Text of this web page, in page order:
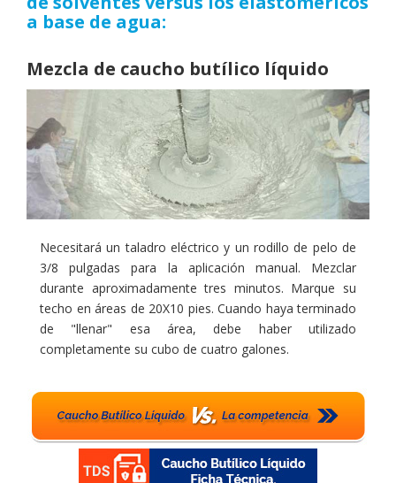
Usos
APLICACIÓN
INFORMACIÓN
TÉCNICA
VER
FOLLETO
Galeria
fotos
Videos
DE
TECHO
a base de agua:
Mezcla de caucho butílico líquido
Necesitará un taladro eléctrico y un rodillo de pelo de
3/8 pulgadas para la aplicación manual. Mezclar
durante aproximadamente tres minutos. Marque su
techo en áreas de 20X10 pies. Cuando haya terminado
de "llenar" esa área, debe haber utilizado
completamente su cubo de cuatro galones.